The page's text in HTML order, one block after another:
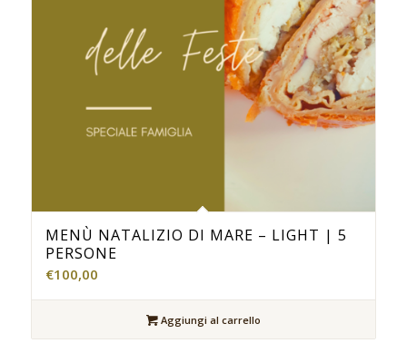
MENÙ NATALIZIO DI MARE – LIGHT | 5
PERSONE
€100,00
Aggiungi al carrello